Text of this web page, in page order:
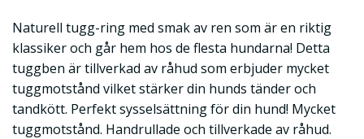
Naturell tugg-ring med smak av ren som är en riktig
klassiker och går hem hos de flesta hundarna! Detta
tuggben är tillverkad av råhud som erbjuder mycket
tuggmotstånd vilket stärker din hunds tänder och
tandkött. Perfekt sysselsättning för din hund! Mycket
tuggmotstånd. Handrullade och tillverkade av råhud.